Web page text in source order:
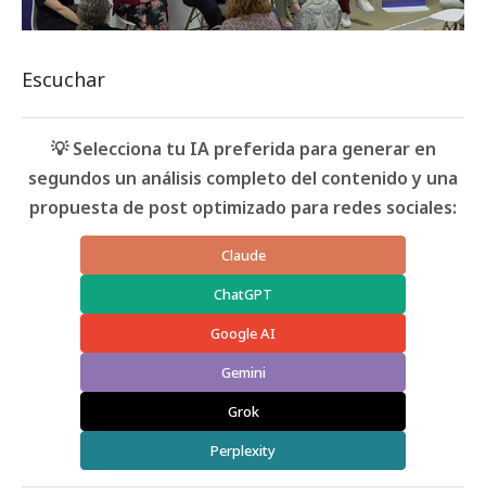
Escuchar
💡 Selecciona tu IA preferida para generar en
segundos un análisis completo del contenido y una
propuesta de post optimizado para redes sociales:
Claude
ChatGPT
Google AI
Gemini
Grok
Perplexity